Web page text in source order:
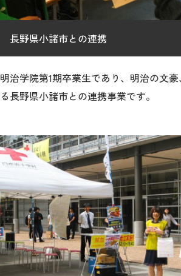
長野県小諸市との連携
明治学院第1期卒業生であり、明治の文
る長野県小諸市との連携事業です。